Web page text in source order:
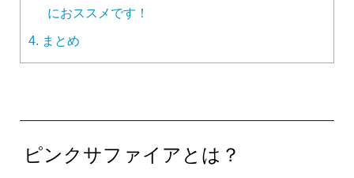
におススメです！
4. まとめ
ピンクサファイアとは？